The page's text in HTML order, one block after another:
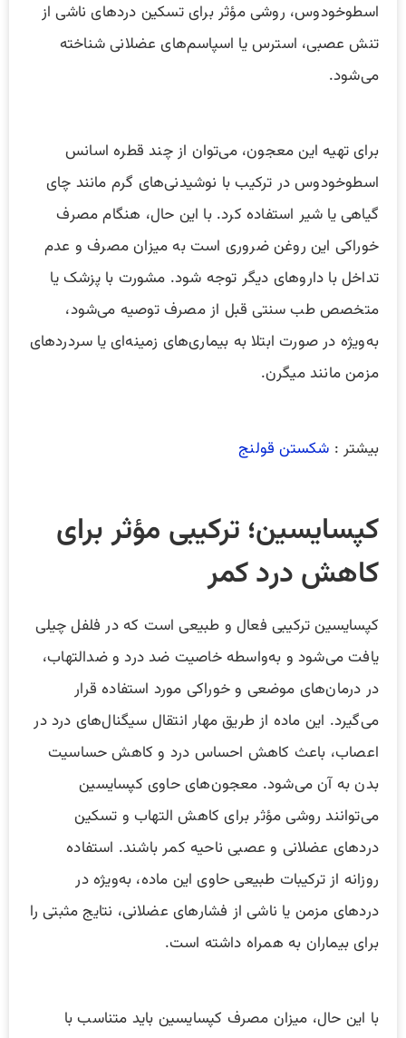
اسطوخودوس، روشی مؤثر برای تسکین دردهای ناشی از
تنش عصبی، استرس یا اسپاسم‌های عضلانی شناخته
می‌شود.
برای تهیه این معجون، می‌توان از چند قطره اسانس
اسطوخودوس در ترکیب با نوشیدنی‌های گرم مانند چای
گیاهی یا شیر استفاده کرد. با این حال، هنگام مصرف
خوراکی این روغن ضروری است به میزان مصرف و عدم
تداخل با داروهای دیگر توجه شود. مشورت با پزشک یا
متخصص طب سنتی قبل از مصرف توصیه می‌شود،
به‌ویژه در صورت ابتلا به بیماری‌های زمینه‌ای یا سردردهای
مزمن مانند میگرن.
بیشتر : شکستن قولنج
کپسایسین؛ ترکیبی مؤثر برای
کاهش درد کمر
کپسایسین ترکیبی فعال و طبیعی است که در فلفل چیلی
یافت می‌شود و به‌واسطه خاصیت ضد درد و ضدالتهاب،
در درمان‌های موضعی و خوراکی مورد استفاده قرار
می‌گیرد. این ماده از طریق مهار انتقال سیگنال‌های درد در
اعصاب، باعث کاهش احساس درد و کاهش حساسیت
بدن به آن می‌شود. معجون‌های حاوی کپسایسین
می‌توانند روشی مؤثر برای کاهش التهاب و تسکین
دردهای عضلانی و عصبی ناحیه کمر باشند. استفاده
روزانه از ترکیبات طبیعی حاوی این ماده، به‌ویژه در
دردهای مزمن یا ناشی از فشارهای عضلانی، نتایج مثبتی را
برای بیماران به همراه داشته است.
با این حال، میزان مصرف کپسایسین باید متناسب با